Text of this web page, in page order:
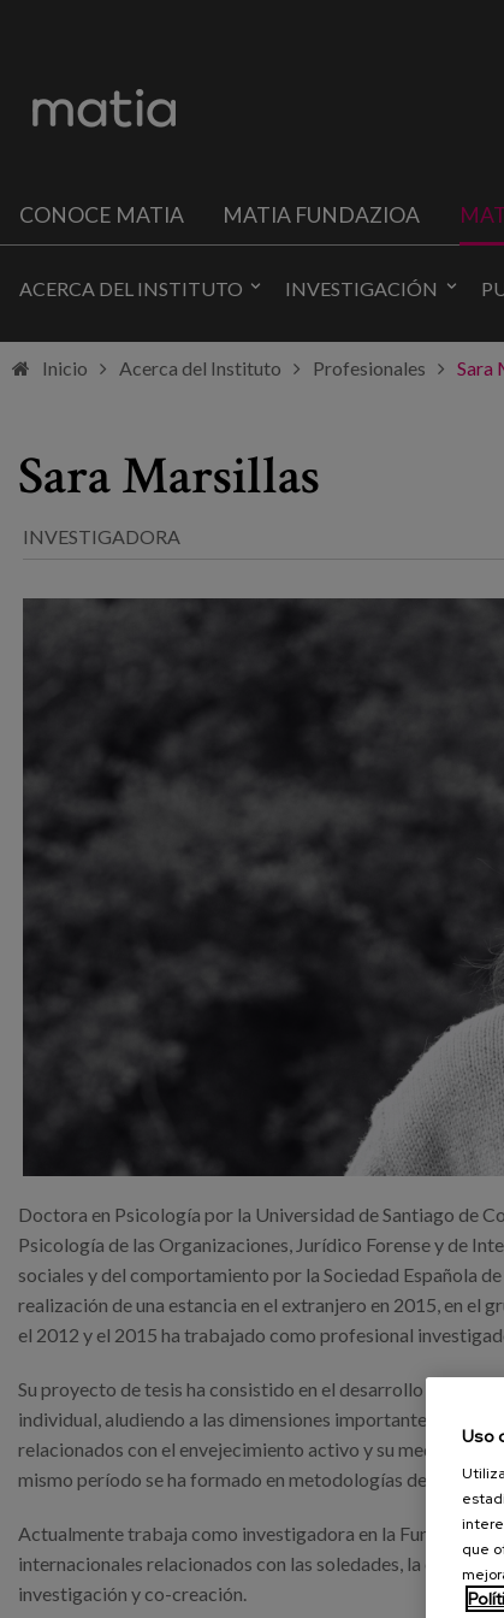
CONOCE MATIA MATIA FUNDAZIOA
ACERCA DEL INSTITUTO INVESTIGACIÓN
Inicio Acerca del Instituto Profesionales Sara
Sara Marsillas
INVESTIGADORA
Doctora en Psicología por la Universidad de Santiago de
Psicología de las Organizaciones, Jurídico Forense y de
sociales y del comportamiento por la Sociedad Española
realización de una estancia en el extranjero en 2015, en el
el 2012 y el 2015 ha trabajado como profesional
Su proyecto de tesis ha consistido en el desarrollo de una
individual, aludiendo a las dimensiones importantes para
relacionados con el envejecimiento activo y su medición o
mismo período se ha formado en metodologías de co-
Actualmente trabaja como investigadora en la Fundación
internacionales relacionados con las soledades, la esfera
investigación y co-creación.
Uso
que